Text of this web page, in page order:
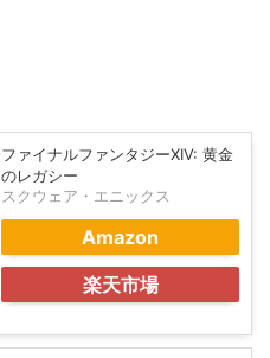
ファイナルファンタジーXIV: 黄金
のレガシー
スクウェア・エニックス
Amazon
楽天市場